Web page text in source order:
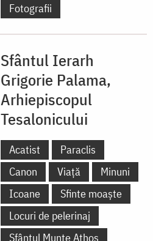
Fotografii
Sfântul Ierarh
Grigorie Palama,
Arhiepiscopul
Tesalonicului
Acatist
Paraclis
Canon
Viață
Minuni
Icoane
Sfinte moaște
Locuri de pelerinaj
Sfântul Munte Athos